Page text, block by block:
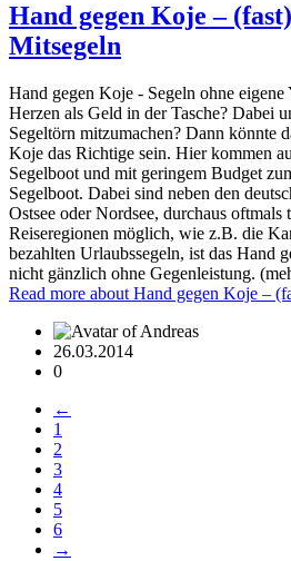
Hand gegen Koje –
Mitsegeln
Hand gegen Koje - Segeln ohne
Herzen als Geld in der Tasche? Dabei
Segeltörn mitzumachen? Dann könnte
Koje das Richtige sein. Hier kommen
Segelboot und mit geringem Budget
Segelboot. Dabei sind neben den
Ostsee oder Nordsee, durchaus oftmals
Reiseregionen möglich, wie z.B. die
bezahlten Urlaubssegeln, ist das Hand
nicht gänzlich ohne Gegenleistung.
Read more about Hand gegen Koje –
26.03.2014
0
←
1
2
3
4
5
6
→